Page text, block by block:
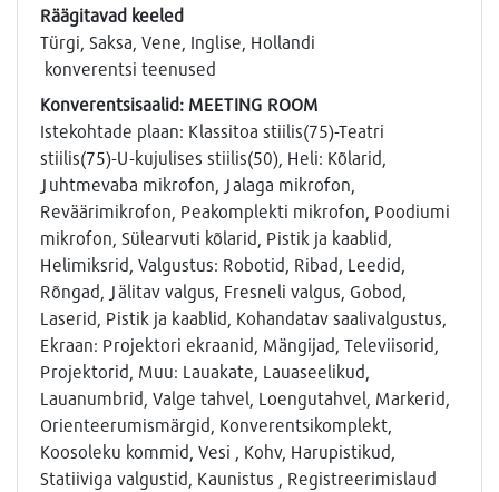
Räägitavad keeled
Türgi, Saksa, Vene, Inglise, Hollandi
konverentsi teenused
Konverentsisaalid: MEETING ROOM
Istekohtade plaan: Klassitoa stiilis(75)-Teatri
stiilis(75)-U-kujulises stiilis(50), Heli: Kõlarid,
Juhtmevaba mikrofon, Jalaga mikrofon,
Reväärimikrofon, Peakomplekti mikrofon, Poodiumi
mikrofon, Sülearvuti kõlarid, Pistik ja kaablid,
Helimiksrid, Valgustus: Robotid, Ribad, Leedid,
Rõngad, Jälitav valgus, Fresneli valgus, Gobod,
Laserid, Pistik ja kaablid, Kohandatav saalivalgustus,
Ekraan: Projektori ekraanid, Mängijad, Televiisorid,
Projektorid, Muu: Lauakate, Lauaseelikud,
Lauanumbrid, Valge tahvel, Loengutahvel, Markerid,
Orienteerumismärgid, Konverentsikomplekt,
Koosoleku kommid, Vesi , Kohv, Harupistikud,
Statiiviga valgustid, Kaunistus , Registreerimislaud